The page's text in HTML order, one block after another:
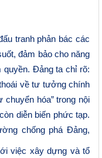
tranh phản bác các
đảm bảo cho năng
quyền. Đảng ta chỉ rõ:
về tư tưởng chính
chuyển hóa” trong nội
diễn biến phức tạp.
chống phá Đảng,
việc xây dựng và tổ